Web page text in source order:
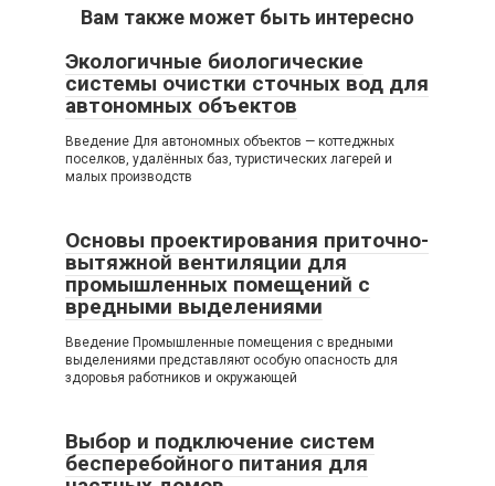
Вам также может быть интересно
Экологичные биологические
системы очистки сточных вод для
автономных объектов
Введение Для автономных объектов — коттеджных
поселков, удалённых баз, туристических лагерей и
малых производств
Основы проектирования приточно-
вытяжной вентиляции для
промышленных помещений с
вредными выделениями
Введение Промышленные помещения с вредными
выделениями представляют особую опасность для
здоровья работников и окружающей
Выбор и подключение систем
бесперебойного питания для